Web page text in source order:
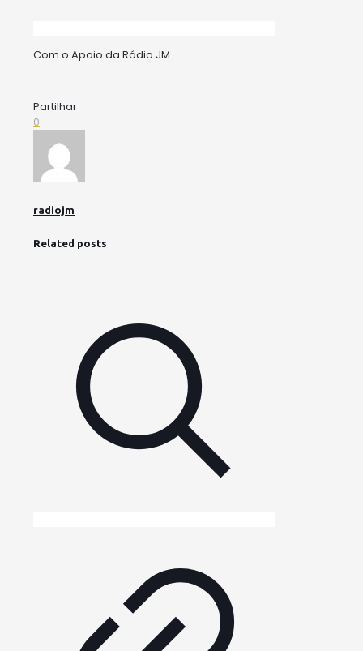
Com o Apoio da Rádio JM
Partilhar
0
radiojm
Related posts